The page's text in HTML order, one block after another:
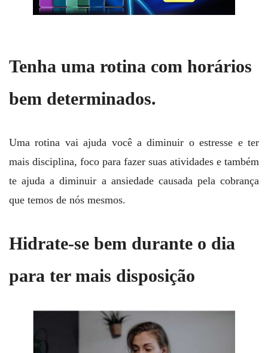
Tenha uma rotina com horários
bem determinados.
Uma rotina vai ajuda você a diminuir o estresse e ter
mais disciplina, foco para fazer suas atividades e também
te ajuda a diminuir a ansiedade causada pela cobrança
que temos de nós mesmos.
Hidrate-se bem durante o dia
para ter mais disposição